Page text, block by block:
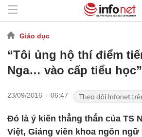
Giáo dục
“Tôi ủng hộ thí điểm
Nga… vào cấp tiểu học”
23/09/2016 - 06:47
Đó là ý kiến thẳng thắn của TS
Việt, Giảng viên khoa ngôn ngữ